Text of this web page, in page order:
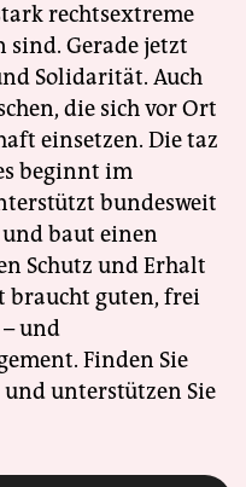
rechtsextreme
sind. Gerade jetzt
Solidarität. Auch
die sich vor Ort
einsetzen. Die taz
beginnt im
bundesweit
baut einen
Schutz und Erhalt
braucht guten, frei
und
Finden Sie
und unterstützen Sie